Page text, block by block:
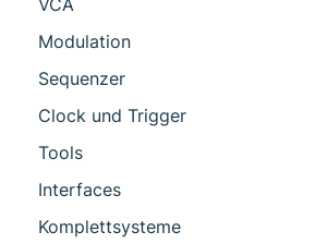
Modulation
Sequenzer
Clock und Trigger
Tools
Interfaces
Komplettsysteme